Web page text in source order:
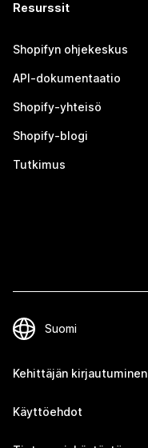
Resurssit
Shopifyn ohjekeskus
API-dokumentaatio
Shopify-yhteisö
Shopify-blogi
Tutkimus
Kehittäjän kirjautuminen
Käyttöehdot